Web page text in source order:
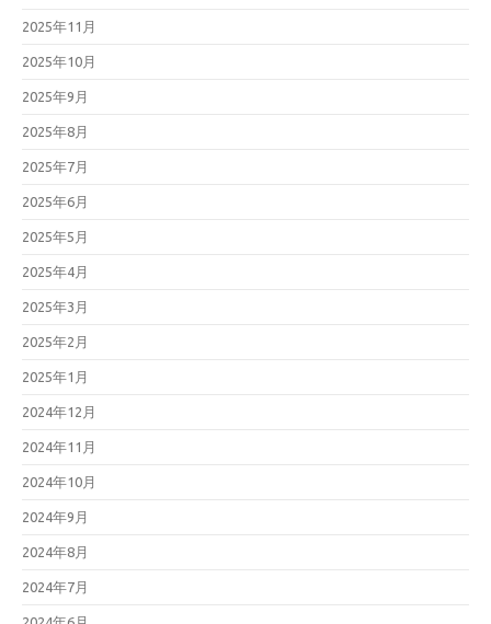
2025年11月
2025年10月
2025年9月
2025年8月
2025年7月
2025年6月
2025年5月
2025年4月
2025年3月
2025年2月
2025年1月
2024年12月
2024年11月
2024年10月
2024年9月
2024年8月
2024年7月